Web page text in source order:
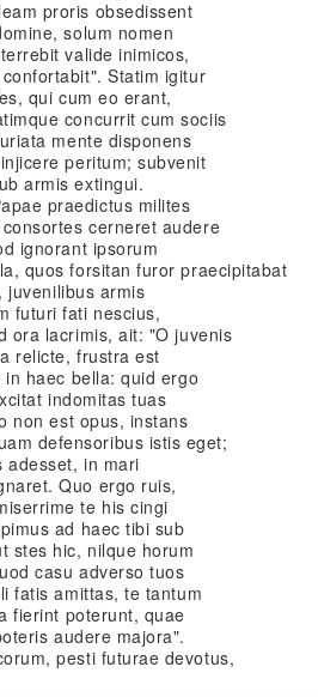
proris obsedissent
solum nomen
valide inimicos,
Statim igitur
qui cum eo erant,
concurrit cum sociis
mente disponens
peritum; subvenit
armis extingui.
praedictus milites
cerneret audere
ignorant ipsorum
quos forsitan furor praecipitabat
juvenilibus armis
futuri fati nescius,
ora lacrimis, ait: "O juvenis
relicte, frustra est
haec bella: quid ergo
indomitas tuas
non est opus, instans
defensoribus istis eget;
adesset, in mari
Quo ergo ruis,
te his cingi
ad haec tibi sub
stes hic, nilque horum
casu adverso tuos
fatis amittas, te tantum
fierint poterunt, quae
audere majora".
pesti futurae devotus,